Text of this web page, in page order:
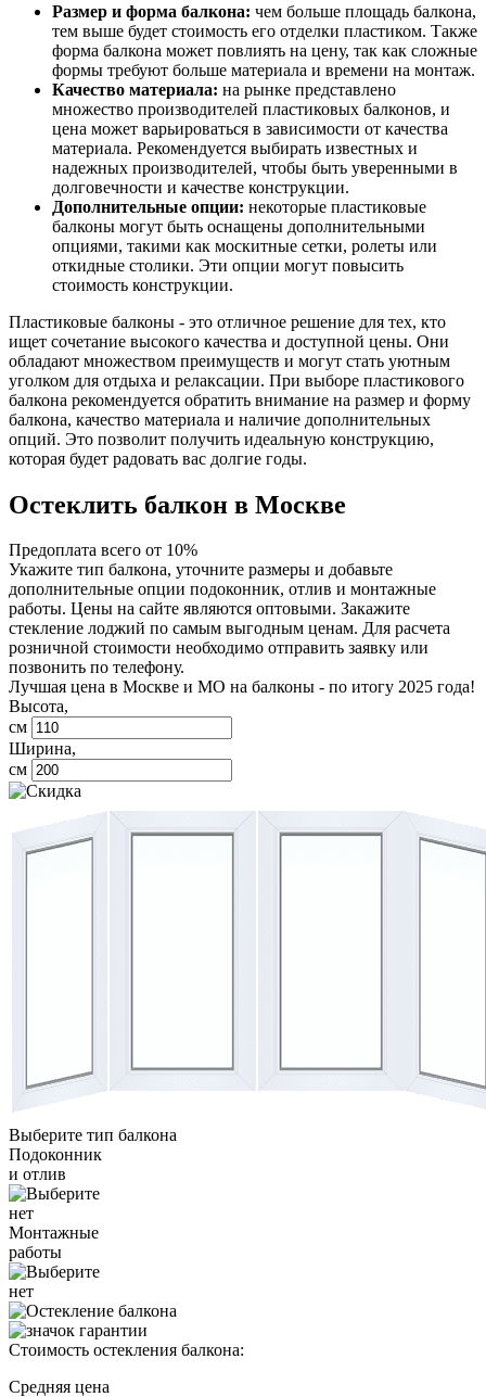
Размер и форма балкона: чем больше площадь балкона,
тем выше будет стоимость его отделки пластиком. Также
форма балкона может повлиять на цену, так как сложные
формы требуют больше материала и времени на монтаж.
Качество материала: на рынке представлено
множество производителей пластиковых балконов, и
цена может варьироваться в зависимости от качества
материала. Рекомендуется выбирать известных и
надежных производителей, чтобы быть уверенными в
долговечности и качестве конструкции.
Дополнительные опции: некоторые пластиковые
балконы могут быть оснащены дополнительными
опциями, такими как москитные сетки, ролеты или
откидные столики. Эти опции могут повысить
стоимость конструкции.
Пластиковые балконы - это отличное решение для тех, кто
ищет сочетание высокого качества и доступной цены. Они
обладают множеством преимуществ и могут стать уютным
уголком для отдыха и релаксации. При выборе пластикового
балкона рекомендуется обратить внимание на размер и форму
балкона, качество материала и наличие дополнительных
опций. Это позволит получить идеальную конструкцию,
которая будет радовать вас долгие годы.
Остеклить балкон в Москве
Предоплата всего от 10%
Укажите тип балкона, уточните размеры и добавьте
дополнительные опции подоконник, отлив и монтажные
работы. Цены на сайте являются оптовыми. Закажите
стекление лоджий по самым выгодным ценам. Для расчета
розничной стоимости необходимо отправить заявку или
позвонить по телефону.
Лучшая цена в Москве и МО на балконы - по итогу 2025 года!
Высота,
см
Ширина,
см
Выберите тип балкона
Подоконник
и отлив
нет
Монтажные
работы
нет
Стоимость остекления балкона:
Средняя цена